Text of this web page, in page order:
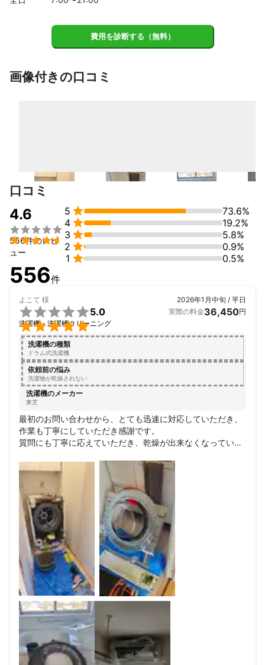
す。
・早朝、夜間スタートOK
・駐車料金無料
・エコ洗剤使用
リピーター客を多く獲得しており、お掃除の質の高さを証明して
おります！
他社では実現できな価格やサービスを、当社独自のシステム採用
によって実現しています。
必ず当社を選んでもらうメリットがあります☆
費用を診断する（無料）
画像付きの口コミ
口コミ
4.6


556件のレビ
ュー
5 
73.6%
4 
19.2%
3 
5.8%
2 
0.9%
1  0.5%
556件
よこて 様


5.0
洗濯機・洗濯槽クリーニング
2026年1月中旬 / 平日
実際の料金36,450円
洗濯機の種類
ドラム式洗濯機
依頼前の悩み
洗濯物が乾燥されない
洗濯機のメーカー
東芝
最初のお問い合わせから、とても迅速に対応していただき、
作業も丁寧にしていただき感謝です。
質問にも丁寧に応えていただき、乾燥が出来なくなっていた
新品のように動くようになりました。